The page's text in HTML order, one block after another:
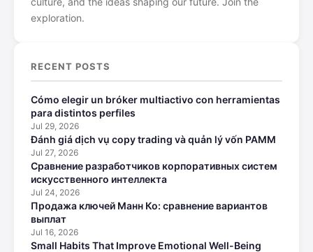
exploration.
RECENT POSTS
Cómo elegir un bróker multiactivo con herramientas
para distintos perfiles
Jul 29, 2026
Đánh giá dịch vụ copy trading và quản lý vốn PAMM
Jul 27, 2026
Сравнение разработчиков корпоративных систем
искусственного интеллекта
Jul 24, 2026
Продажа ключей Манн Ко: сравнение вариантов
выплат
Jul 16, 2026
Small Habits That Improve Emotional Well-Being